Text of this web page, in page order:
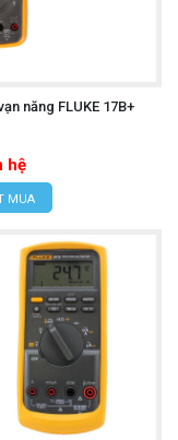
năng FLUKE 17B+
hệ
MUA